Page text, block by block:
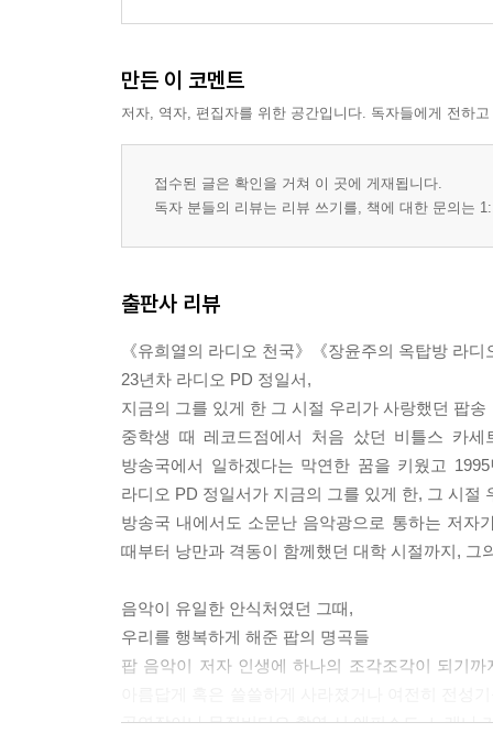
부천의 추억 #1 메탈 번데기 리어카
Goodbye to romance _Ozzy Osbourne│You
_Europe│Sweet child o’ mine _Guns N’
give me a reason) _Glenn Medeiros, Elsa│What
계절을 부르는 노래
Happy together _Free Design│Both sides now
you _Elvis Presley│I’m in love with you _Steve
Band
팝계의 이런 얘기 저런 얘기
For the peace of all mankind _Albert
me softly with his song _Roberta Flack│Knife
내가 뽑은 순전히 개인적인 명반 50선
만든 이 코멘트
저자, 역자, 편집자를 위한 공간입니다. 독자들에게 전하
접수된 글은 확인을 거쳐 이 곳에 게재됩니다.
독자 분들의 리뷰는 리뷰 쓰기를, 책에 대한 문의는
출판사 리뷰
《유희열의 라디오 천국》《장윤주의 옥탑방 라
23년차 라디오 PD 정일서,
지금의 그를 있게 한 그 시절 우리가 사랑했던 팝송
중학생 때 레코드점에서 처음 샀던 비틀스 카
방송국에서 일하겠다는 막연한 꿈을 키웠고
라디오 PD 정일서가 지금의 그를 있게 한, 그 시절
방송국 내에서도 소문난 음악광으로 통하는 저
때부터 낭만과 격동이 함께했던 대학 시절까지, 그
음악이 유일한 안식처였던 그때,
우리를 행복하게 해준 팝의 명곡들
팝 음악이 저자 인생에 하나의 조각조각이 되기
공연장이나 뮤직비디오 촬영 시 에피소드, 노래나